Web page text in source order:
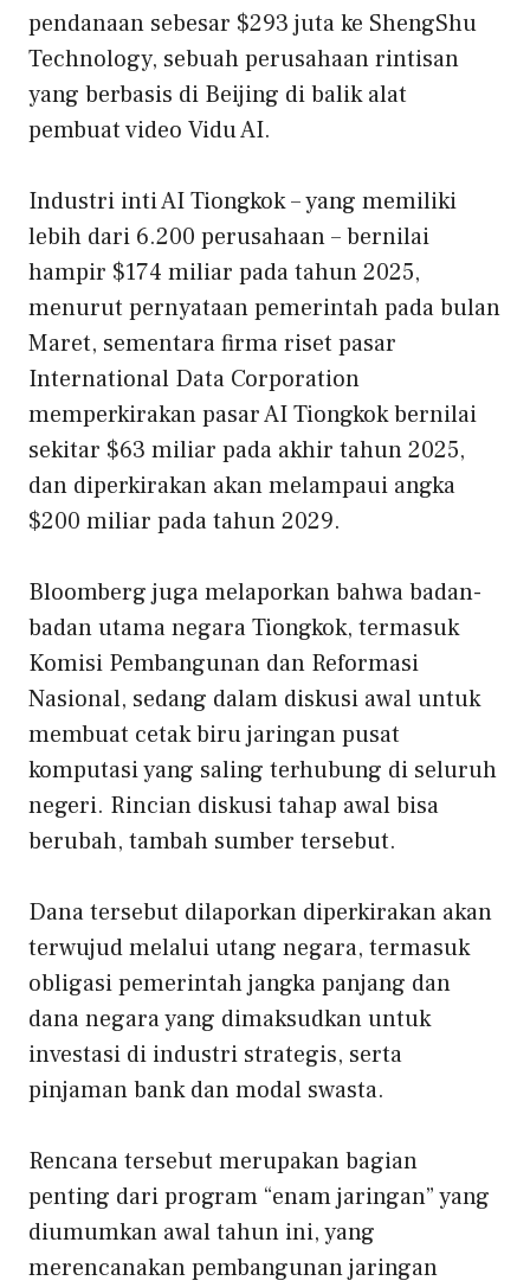
pendanaan sebesar $293 juta ke ShengShu
Technology, sebuah perusahaan rintisan
yang berbasis di Beijing di balik alat
pembuat video Vidu AI.
Industri inti AI Tiongkok – yang memiliki
lebih dari 6.200 perusahaan – bernilai
hampir $174 miliar pada tahun 2025,
menurut pernyataan pemerintah pada bulan
Maret, sementara firma riset pasar
International Data Corporation
memperkirakan pasar AI Tiongkok bernilai
sekitar $63 miliar pada akhir tahun 2025,
dan diperkirakan akan melampaui angka
$200 miliar pada tahun 2029.
Bloomberg juga melaporkan bahwa badan-
badan utama negara Tiongkok, termasuk
Komisi Pembangunan dan Reformasi
Nasional, sedang dalam diskusi awal untuk
membuat cetak biru jaringan pusat
komputasi yang saling terhubung di seluruh
negeri. Rincian diskusi tahap awal bisa
berubah, tambah sumber tersebut.
Dana tersebut dilaporkan diperkirakan akan
terwujud melalui utang negara, termasuk
obligasi pemerintah jangka panjang dan
dana negara yang dimaksudkan untuk
investasi di industri strategis, serta
pinjaman bank dan modal swasta.
Rencana tersebut merupakan bagian
penting dari program “enam jaringan” yang
diumumkan awal tahun ini, yang
merencanakan pembangunan jaringan